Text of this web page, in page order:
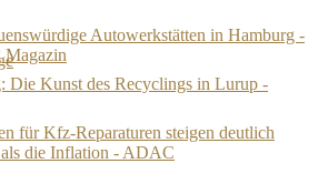
Autowerkstätten in Hamburg -
Magazin
Die Kunst des Recyclings in Lurup -
für Kfz-Reparaturen steigen deutlich
die Inflation - ADAC